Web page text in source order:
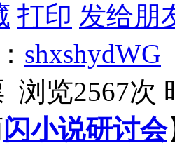
打印 发给朋
shxshydWG
浏览2567次
闪小说研讨会